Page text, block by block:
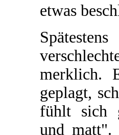
etwas
merklich.
geplagt,
fühlt sich
und matt".